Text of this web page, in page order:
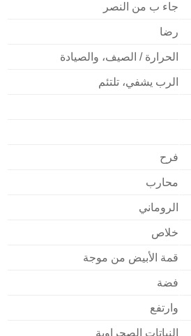
جاء ب من النصر
رضا
الحرارة / الصيف، والصيادة
الرب يشفي، تلتئم
فرح
محارب
الروماني
خلاص
قمة الأبيض من موجة
فضة
وارتفع
النباتات الصحراوية